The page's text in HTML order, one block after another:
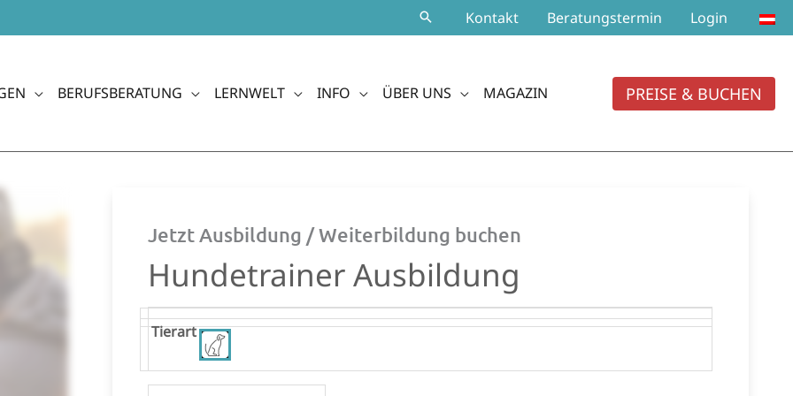
Kontakt Beratungstermin Login
BERUFSBERATUNG LERNWELT INFO ÜBER UNS MAGAZIN PREISE & BUCHEN
Jetzt Ausbildung / Weiterbildung buchen
Hundetrainer Ausbildung
Tierart
Hundetrainer
Ausbildung